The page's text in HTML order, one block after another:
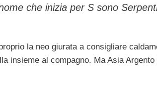
che inizia per S sono
la neo giurata a consigliare
insieme al compagno. Ma Asia